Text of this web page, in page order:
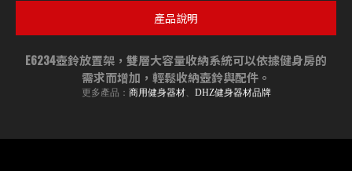
產品說明
E6234壺鈴放置架，雙層大容量收納系統可以依據健身房的
需求而增加，輕鬆收納壺鈴與配件。
更多產品： 商用健身器材、 DHZ健身器材品牌